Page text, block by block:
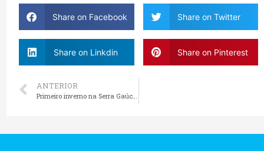
Share on Facebook Share on Twitter
Share on Linkdin Share on Pinterest
ANTERIOR
Primeiro inverno na Serra Gaúcha: dicas para aproveitar Gramado com conforto